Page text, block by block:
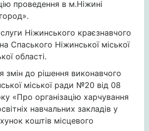
проведення в м.Ніжині
Ніжинського краєзнавчого
Спаського Ніжинської міської
області.
змін до рішення виконавчого
міської ради №20 від 08
«Про організацію харчування
навчальних закладів у
коштів місцевого